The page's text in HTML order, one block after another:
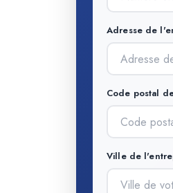
Adresse de
Code postal
Ville de